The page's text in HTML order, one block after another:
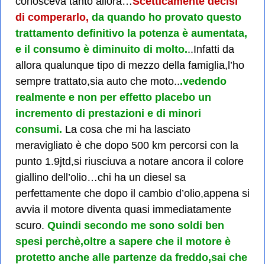
di comperarlo, da quando ho provato questo
trattamento definitivo la potenza è aumentata,
e il consumo è diminuito di molto...Infatti da
allora qualunque tipo di mezzo della famiglia,l’ho
sempre trattato,sia auto che moto...vedendo
realmente e non per effetto placebo un
incremento di prestazioni e di minori
consumi. La cosa che mi ha lasciato
meravigliato è che dopo 500 km percorsi con la
punto 1.9jtd,si riusciuva a notare ancora il colore
giallino dell’olio…chi ha un diesel sa
perfettamente che dopo il cambio d’olio,appena si
avvia il motore diventa quasi immediatamente
scuro. Quindi secondo me sono soldi ben
spesi perchè,oltre a sapere che il motore è
protetto anche alle partenze da freddo,sai che